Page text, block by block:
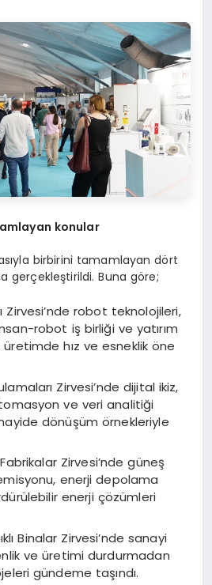
konular
birbirini tamamlayan dört
gerçekleştirildi. Buna göre;
Zirvesi’nde robot teknolojileri,
robot iş birliği ve yatırım
hız ve esneklik öne
Zirvesi’nde dijital ikiz,
ve veri analitiği
dönüşüm örnekleriyle
Zirvesi’nde güneş
enerji depolama
enerji çözümleri
Binalar Zirvesi’nde sanayi
ve üretimi durdurmadan
gündeme taşındı.